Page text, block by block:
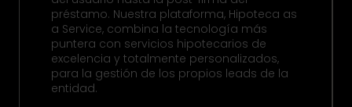
préstamo. Nuestra plataforma, Hipoteca as
a Service, combina la tecnología más
puntera con servicios hipotecarios de
excelencia y totalmente personalizados,
para la gestión de los propios leads de la
entidad.